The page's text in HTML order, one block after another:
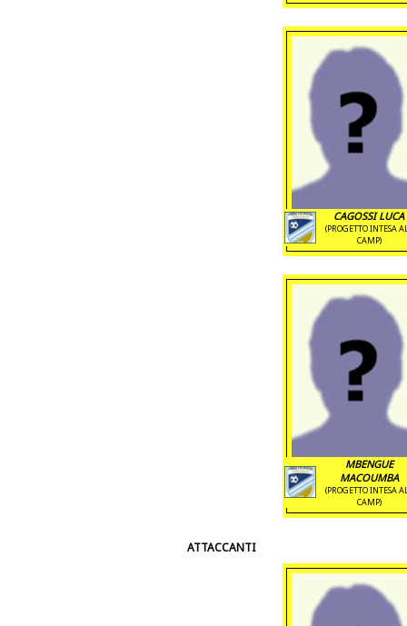
CAGOSSI LUCA
(PROGETTO INTESA
CAMP)
MBENGUE
MACOUMBA
(PROGETTO INTESA
CAMP)
ATTACCANTI